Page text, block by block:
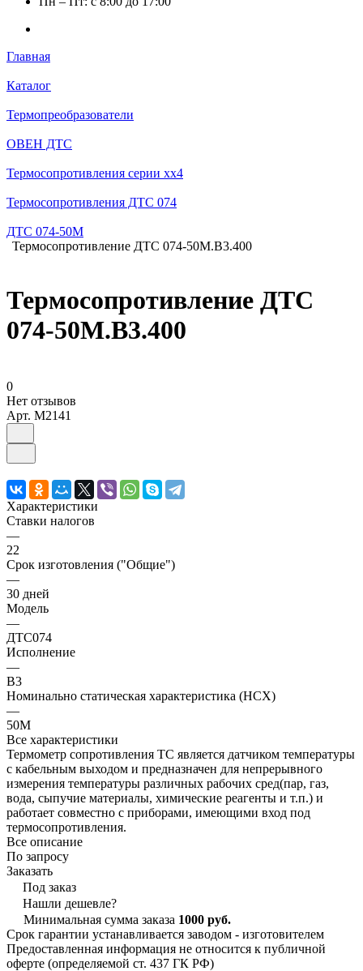
Главная
Каталог
Термопреобразователи
ОВЕН ДТС
Термосопротивления серии хх4
Термосопротивления ДТС 074
ДТС 074-50М
Термосопротивление ДТС 074-50М.В3.400
Термосопротивление ДТС
074-50М.В3.400
0
Нет отзывов
Арт. M2141
Характеристики
Ставки налогов
—
22
Срок изготовления ("Общие")
—
30 дней
Модель
—
ДТС074
Исполнение
—
В3
Номинально статическая характеристика (НСХ)
—
50М
Все характеристики
Термометр сопротивления ТС является датчиком температуры
с кабельным выходом и предназначен для непрерывного
измерения температуры различных рабочих сред(пар, газ,
вода, сыпучие материалы, химические реагенты и т.п.) и
работает совместно с приборами, имеющими вход под
термосопротивления.
Все описание
По запросу
Заказать
Под заказ
Нашли дешевле?
Минимальная сумма заказа 1000 руб.
Срок гарантии устанавливается заводом - изготовителем
Предоставленная информация не относится к публичной
оферте (определяемой ст. 437 ГК РФ)